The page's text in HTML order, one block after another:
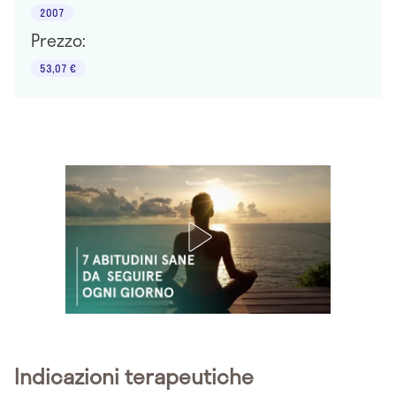
2007
Prezzo:
53,07 €
Indicazioni terapeutiche